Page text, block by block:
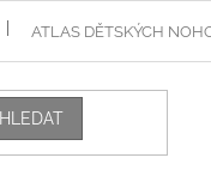
ATLAS DĚTSKÝCH
HLEDAT